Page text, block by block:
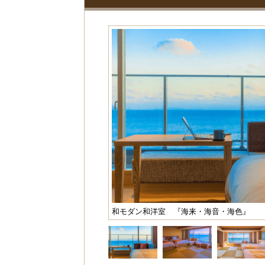
和モダン和洋室 『海来・海音・海色』